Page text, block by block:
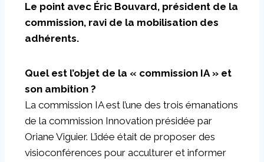
Le point avec Éric Bouvard, président de la
commission, ravi de la mobilisation des
adhérents.
Quel est l’objet de la « commission IA » et
son ambition ?
La commission IA est l’une des trois émanations
de la commission Innovation présidée par
Oriane Viguier. L’idée était de proposer des
visioconférences pour acculturer et informer